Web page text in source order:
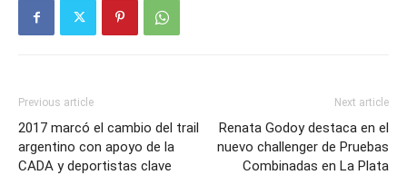
Previous article
2017 marcó el cambio del trail
argentino con apoyo de la
CADA y deportistas clave
Next article
Renata Godoy destaca en el
nuevo challenger de Pruebas
Combinadas en La Plata